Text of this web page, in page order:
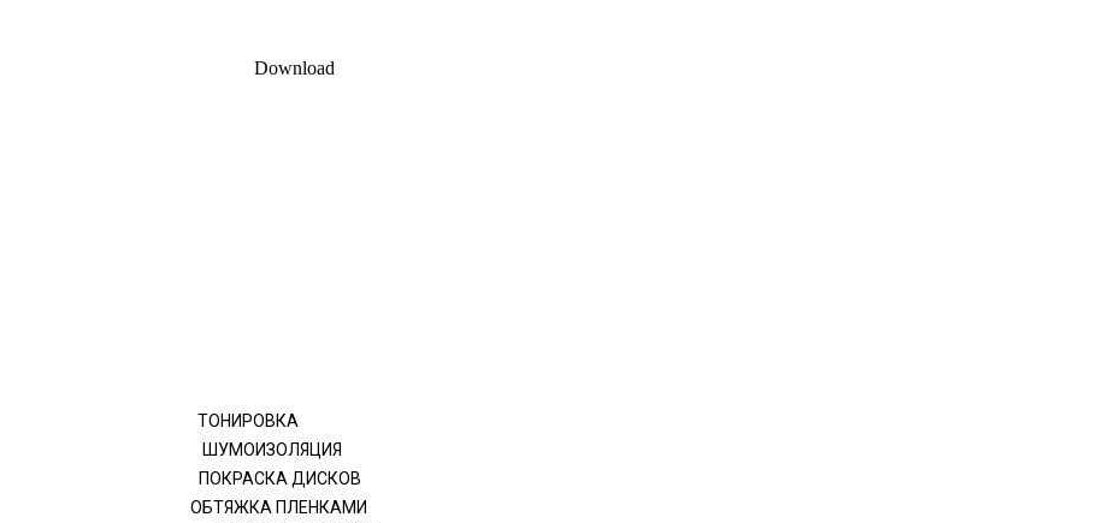
Download
ТОНИРОВКА
ШУМОИЗОЛЯЦИЯ
ПОКРАСКА ДИСКОВ
ОБТЯЖКА ПЛЕНКАМИ